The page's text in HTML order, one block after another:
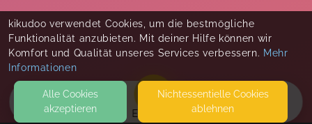
EVENTS
kikudoo verwendet Cookies, um die bestmögliche
Funktionalität anzubieten. Mit deiner Hilfe können wir
Komfort und Qualität unseres Services verbessern. Mehr
Informationen
Alle Cookies
akzeptieren
Nicht­essentielle Cookies
ablehnen